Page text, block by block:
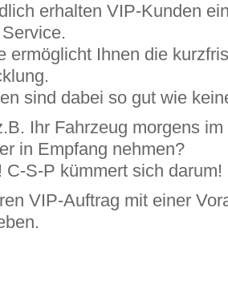
erhalten VIP-Kunden
ermöglicht Ihnen die
sind dabei so gut wie
Ihr Fahrzeug morgens
in Empfang nehmen?
C-S-P kümmert sich darum!
VIP-Auftrag mit einer